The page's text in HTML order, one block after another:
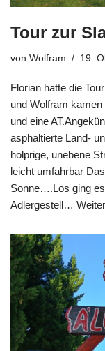
Tour zur
von Wolfram 19.
Florian hatte die
und Wolfram
und eine
asphaltierte Land-
holprige, unebene
leicht umfahrbar
Sonne….Los ging
Adlergestell…